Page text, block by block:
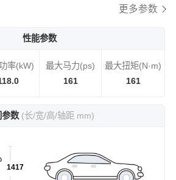
更多参数
性能参数
率(kW)
最大马力(ps)
161
最大扭矩(N·m)
161
参数 (长/宽/高/轴距 mm)
1417